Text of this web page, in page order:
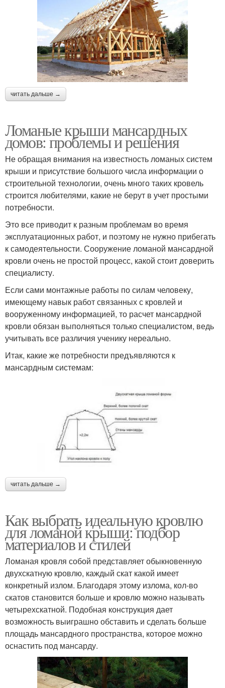
читать дальше →
Ломаные крыши мансардных
домов: проблемы и решения
Не обращая внимания на известность ломаных систем
крыши и присутствие большого числа информации о
строительной технологии, очень много таких кровель
строится любителями, какие не берут в учет простыми
потребности.
Это все приводит к разным проблемам во время
эксплуатационных работ, и поэтому не нужно прибегать
к самодеятельности. Сооружение ломаной мансардной
кровли очень не простой процесс, какой стоит доверить
специалисту.
Если сами монтажные работы по силам человеку,
имеющему навык работ связанных с кровлей и
вооруженному информацией, то расчет мансардной
кровли обязан выполняться только специалистом, ведь
учитывать все различия ученику нереально.
Итак, какие же потребности предъявляются к
мансардным системам:
читать дальше →
Как выбрать идеальную кровлю
для ломаной крыши: подбор
материалов и стилей
Ломаная кровля собой представляет обыкновенную
двухскатную кровлю, каждый скат какой имеет
конкретный излом. Благодаря этому излома, кол-во
скатов становится больше и кровлю можно называть
четырехскатной. Подобная конструкция дает
возможность выиграшно обставить и сделать больше
площадь мансардного пространства, которое можно
оснастить под мансарду.